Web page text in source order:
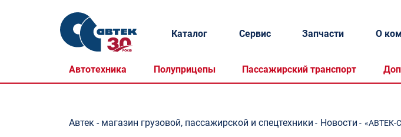
Каталог
Автотехника Полуприцепы Пассажирский транспорт
Сервис Запчасти О
Автек - магазин грузовой, пассажирской и спецтехники - Новости - «АВТЕК-